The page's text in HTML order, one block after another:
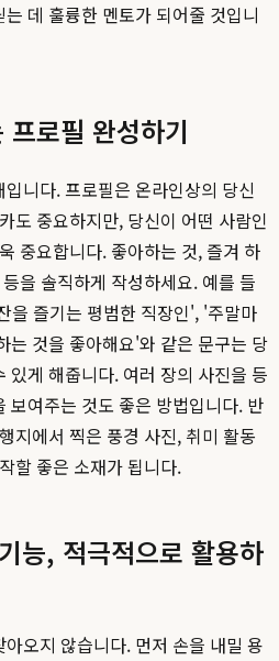
데 훌륭한 멘토가 되어줄 것입니
로필 완성하기
니다. 프로필은 온라인상의 당신
도 중요하지만, 당신이 어떤 사람인
중요합니다. 좋아하는 것, 즐겨 하
을 솔직하게 작성하세요. 예를 들
을 즐기는 평범한 직장인', '주말마
는 것을 좋아해요'와 같은 문구는 당
있게 해줍니다. 여러 장의 사진을 등
보여주는 것도 좋은 방법입니다. 반
지에서 찍은 풍경 사진, 취미 활동
할 좋은 소재가 됩니다.
능, 적극적으로 활용하
오지 않습니다. 먼저 손을 내밀 용